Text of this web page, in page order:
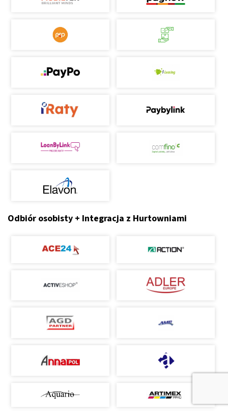
Odbiór osobisty + Integracja z Hurtowniami